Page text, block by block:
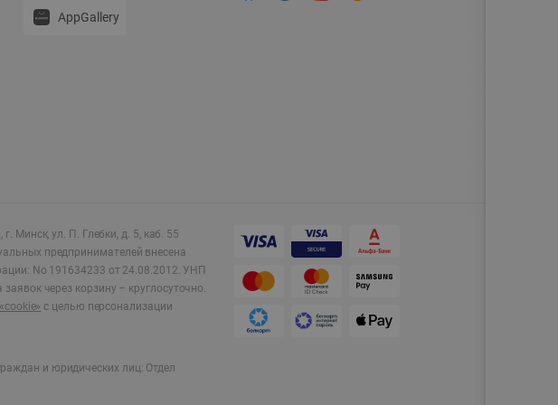
AppGallery
Минск, ул. П. Глебки, д. 5, каб. 55
предпринимателей внесена
No 191634233 от 24.08.2012. УНП
через корзину – круглосуточно.
с целью персонализации
и юридических лиц: Отдел